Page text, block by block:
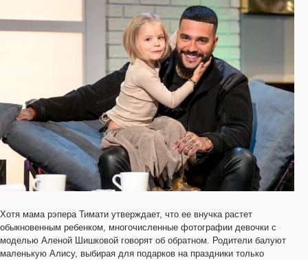
Хотя мама рэпера Тимати утверждает, что ее внучка растет
обыкновенным ребенком, многочисленные фотографии девочки с
моделью Аленой Шишковой говорят об обратном. Родители балуют
маленькую Алису, выбирая для подарков на праздники только